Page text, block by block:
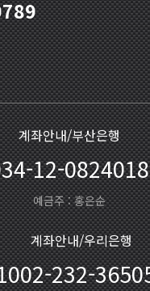
계좌안내/부산은행
12-0824018
예금주 : 홍은순
계좌안내/우리은행
232-